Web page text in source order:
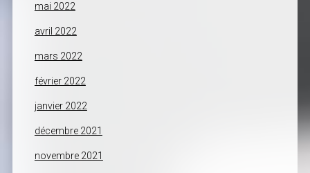
mai 2022
avril 2022
mars 2022
février 2022
janvier 2022
décembre 2021
novembre 2021